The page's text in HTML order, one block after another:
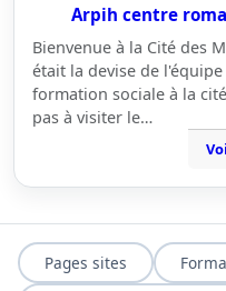
Arpih centre
Bienvenue à la Cité des
était la devise de
formation sociale à la
pas à visiter le…
Pages sites